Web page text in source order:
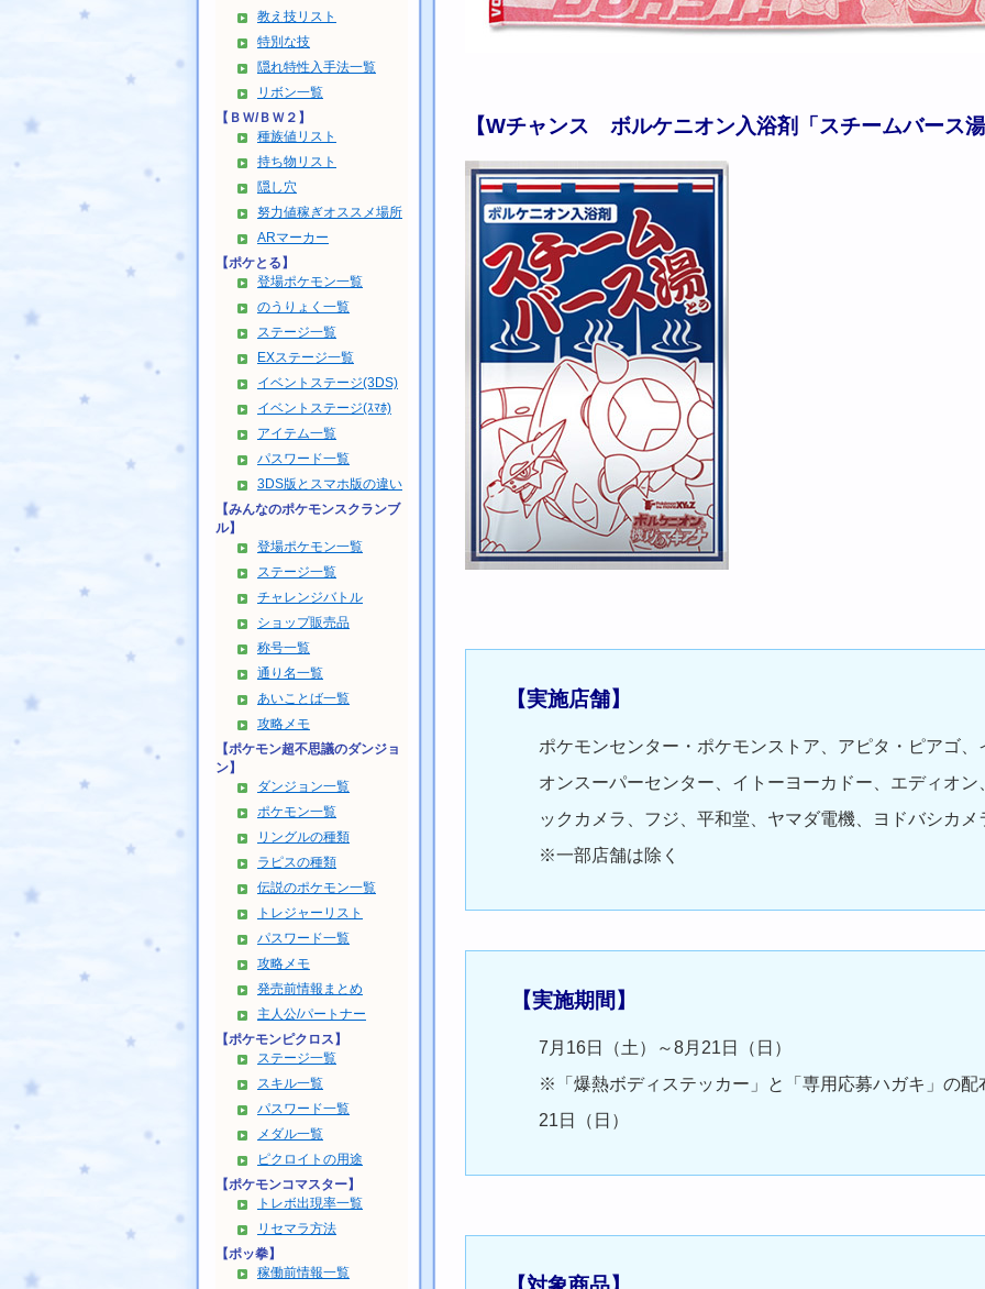
教え技リスト
特別な技
隠れ特性入手法一覧
リボン一覧
【ＢＷ/ＢＷ２】
種族値リスト
持ち物リスト
隠し穴
努力値稼ぎオススメ場所
ARマーカー
【ポケとる】
登場ポケモン一覧
のうりょく一覧
ステージ一覧
EXステージ一覧
イベントステージ(3DS)
イベントステージ(ｽﾏﾎ)
アイテム一覧
パスワード一覧
3DS版とスマホ版の違い
【みんなのポケモンスクランブ
ル】
登場ポケモン一覧
ステージ一覧
チャレンジバトル
ショップ販売品
称号一覧
通り名一覧
あいことば一覧
攻略メモ
【ポケモン超不思議のダンジョ
ン】
ダンジョン一覧
ポケモン一覧
リングルの種類
ラピスの種類
伝説のポケモン一覧
トレジャーリスト
パスワード一覧
攻略メモ
発売前情報まとめ
主人公/パートナー
【ポケモンピクロス】
ステージ一覧
スキル一覧
パスワード一覧
メダル一覧
ピクロイトの用途
【ポケモンコマスター】
トレボ出現率一覧
リセマラ方法
【ポッ拳】
稼働前情報一覧
【Wチャンス ボルケニオン入浴剤「スチームバース
【実施店舗】
ポケモンセンター・ポケモンストア、アピタ・ピアゴ
オンスーパーセンター、イトーヨーカドー、エディオ
ックカメラ、フジ、平和堂、ヤマダ電機、ヨドバシカメ
※一部店舗は除く
【実施期間】
7月16日（土）～8月21日（日）
※「爆熱ボディステッカー」と「専用応募ハガキ」の配
21日（日）